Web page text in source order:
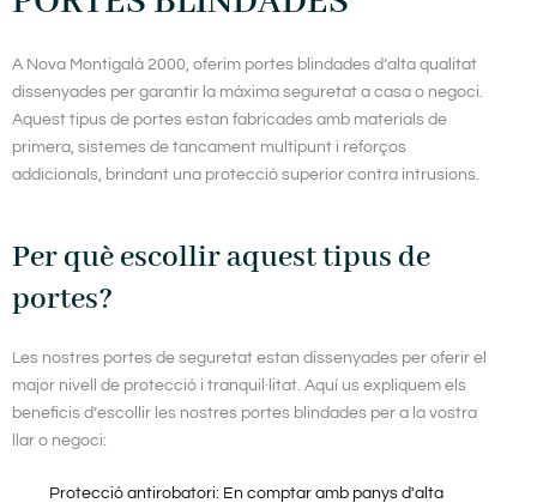
A Nova Montigalà 2000, oferim portes blindades d’alta qualitat
dissenyades per garantir la màxima seguretat a casa o negoci.
Aquest tipus de portes estan fabricades amb materials de
primera, sistemes de tancament multipunt i reforços
addicionals, brindant una protecció superior contra intrusions.
Per què escollir aquest tipus de
portes?
Les nostres portes de seguretat estan dissenyades per oferir el
major nivell de protecció i tranquil·litat. Aquí us expliquem els
beneficis d’escollir les nostres portes blindades per a la vostra
llar o negoci:
Protecció antirobatori: En comptar amb panys d'alta